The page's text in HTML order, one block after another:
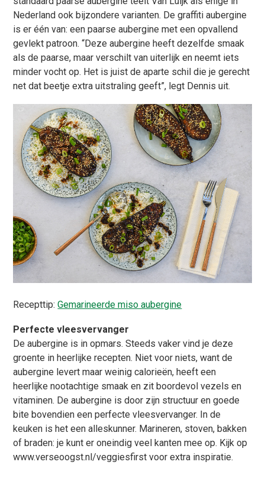
Nederland ook bijzondere varianten. De graffiti aubergine
is er één van: een paarse aubergine met een opvallend
gevlekt patroon. “Deze aubergine heeft dezelfde smaak
als de paarse, maar verschilt van uiterlijk en neemt iets
minder vocht op. Het is juist de aparte schil die je gerecht
net dat beetje extra uitstraling geeft”, legt Dennis uit.
Recepttip:Gemarineerde miso aubergine
Perfecte vleesvervanger
De aubergine is in opmars. Steeds vaker vind je deze
groente in heerlijke recepten. Niet voor niets, want de
aubergine levert maar weinig calorieën, heeft een
heerlijke nootachtige smaak en zit boordevol vezels en
vitaminen. De aubergine is door zijn structuur en goede
bite bovendien een perfecte vleesvervanger. In de
keuken is het een alleskunner. Marineren, stoven, bakken
of braden: je kunt er oneindig veel kanten mee op. Kijk op
www.verseoogst.nl/veggiesfirst voor extra inspiratie.